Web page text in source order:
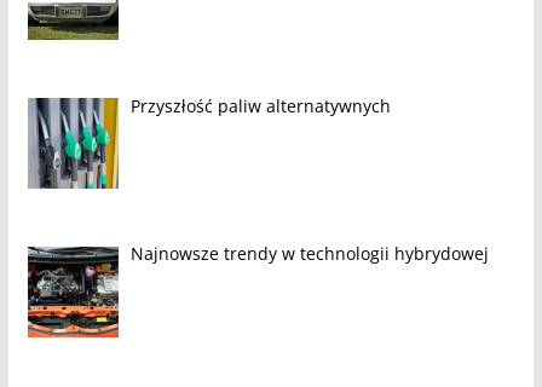
Przyszłość paliw alternatywnych
Najnowsze trendy w technologii hybrydowej